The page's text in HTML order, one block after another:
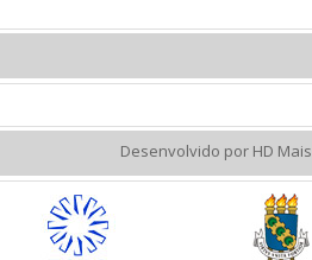
Desenvolvido por HD Mais